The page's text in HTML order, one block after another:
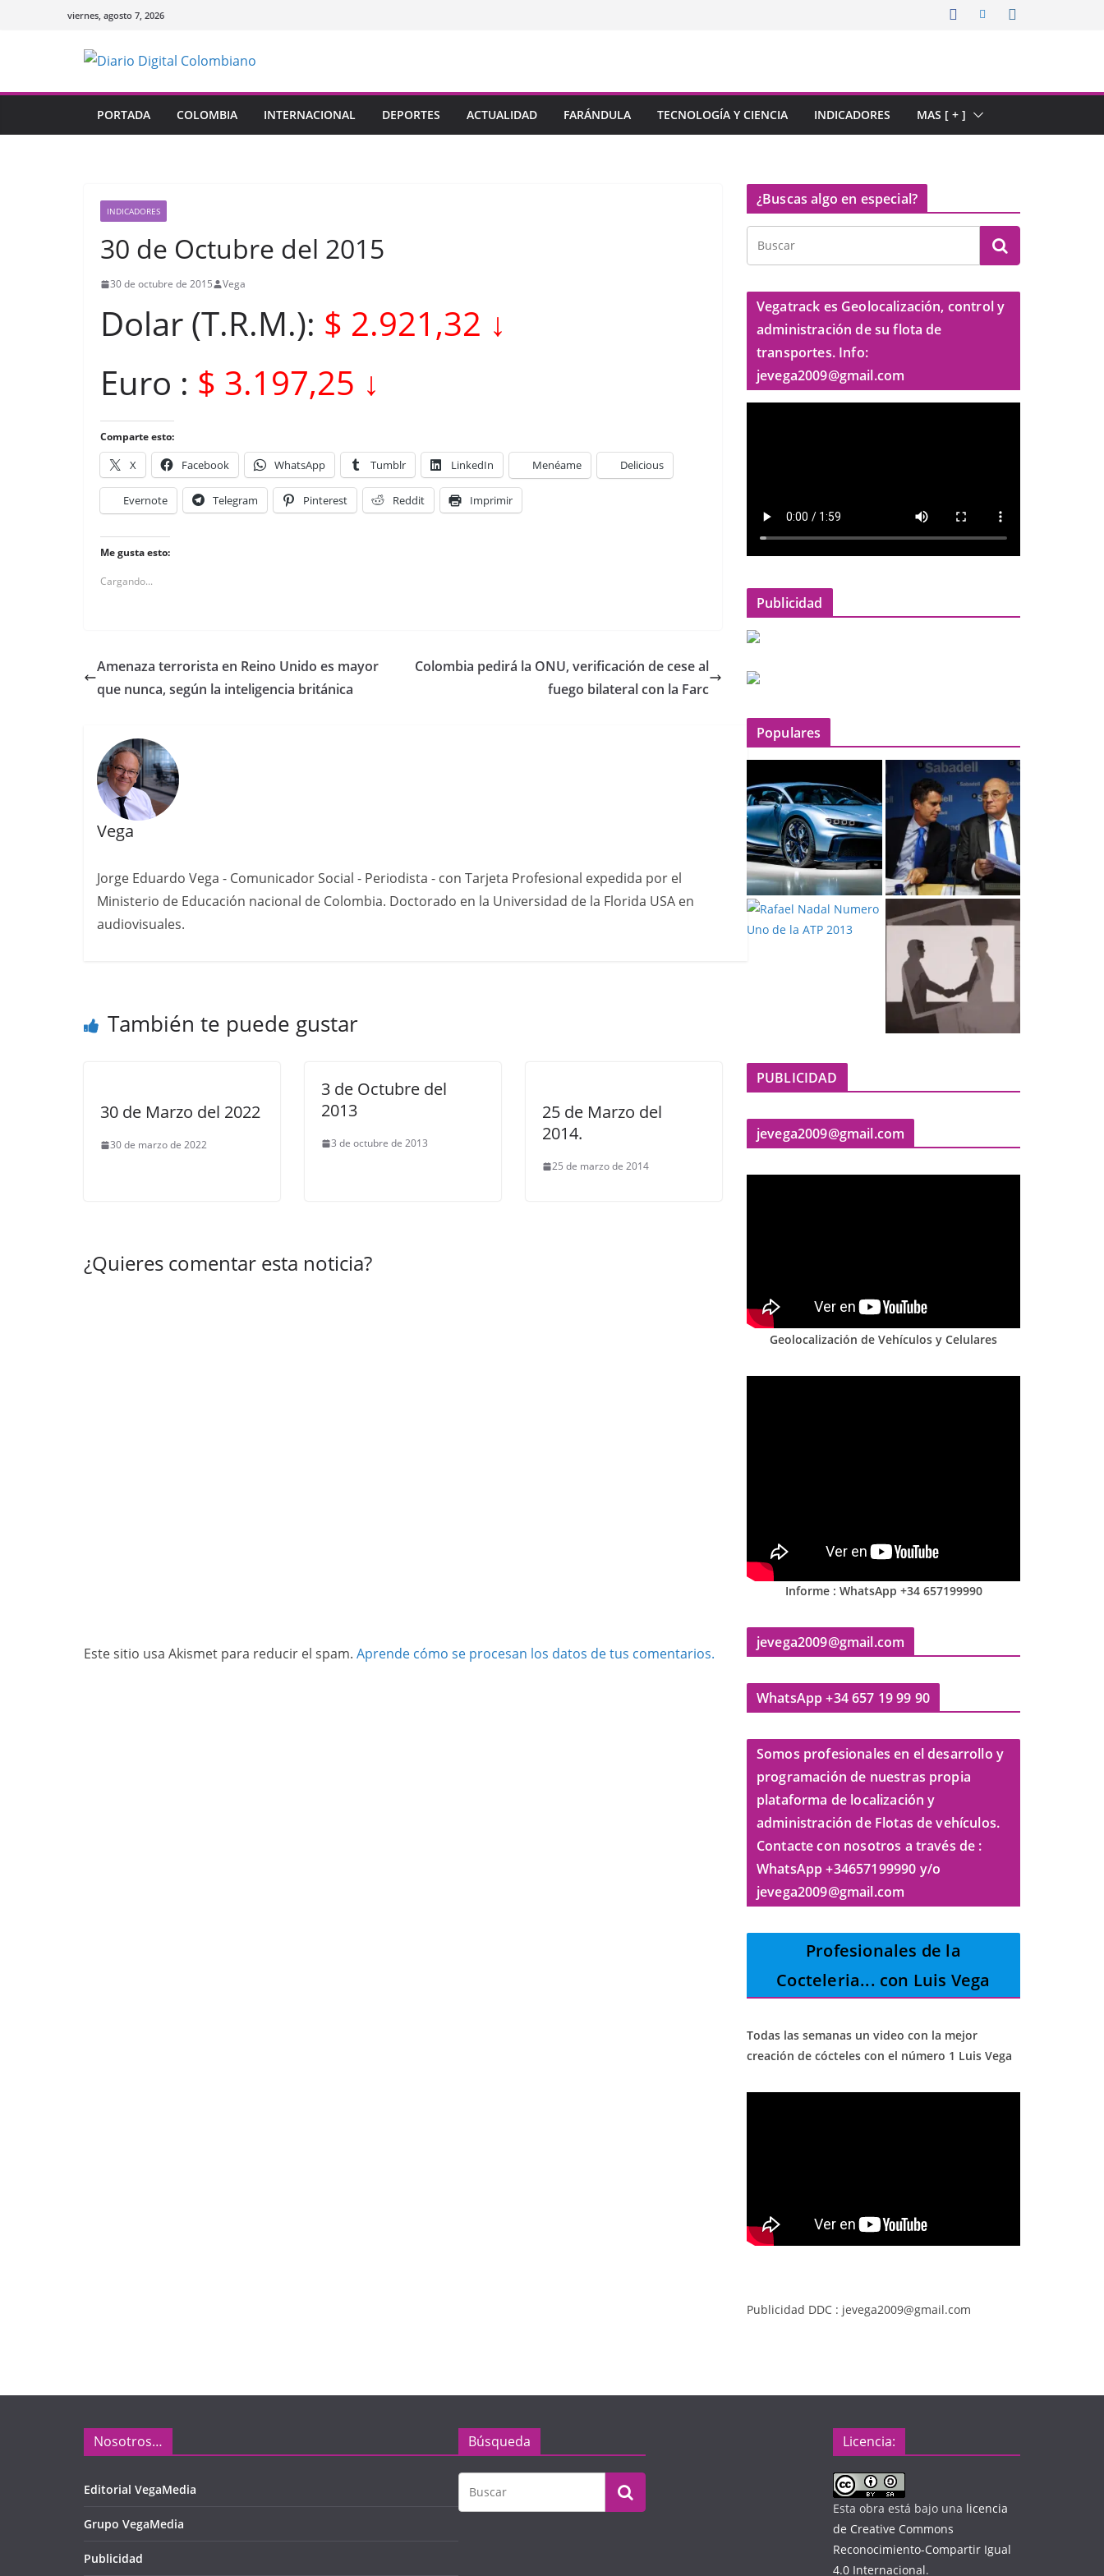
viernes, agosto 7, 2026
PORTADA COLOMBIA INTERNACIONAL DEPORTES ACTUALIDAD FARÁNDULA TECNOLOGÍA Y CIENCIA INDICADORES MAS [ + ]
INDICADORES
30 de Octubre del 2015
30 de octubre de 2015 Vega
Dolar (T.R.M.): $ 2.921,32 ↓
Euro : $ 3.197,25 ↓
Comparte esto:
X Facebook WhatsApp Tumblr LinkedIn Menéame Delicious
Evernote Telegram Pinterest Reddit Imprimir
Me gusta esto:
Cargando...
Amenaza terrorista en Reino Unido es mayor
que nunca, según la inteligencia británica
Colombia pedirá la ONU, verificación de cese al
fuego bilateral con la Farc
Vega
Jorge Eduardo Vega - Comunicador Social - Periodista - con Tarjeta Profesional expedida por el
Ministerio de Educación nacional de Colombia. Doctorado en la Universidad de la Florida USA en
audiovisuales.
También te puede gustar
30 de Marzo del 2022
30 de marzo de 2022
3 de Octubre del
2013
3 de octubre de 2013
25 de Marzo del
2014.
25 de marzo de 2014
¿Quieres comentar esta noticia?
Este sitio usa Akismet para reducir el spam. Aprende cómo se procesan los datos de tus comentarios.
¿Buscas algo en especial?
Vegatrack es Geolocalización, control y
administración de su flota de
transportes. Info:
jevega2009@gmail.com
Publicidad
Populares
PUBLICIDAD
jevega2009@gmail.com
Geolocalización de Vehículos y Celulares
Informe : WhatsApp +34 657199990
jevega2009@gmail.com
WhatsApp +34 657 19 99 90
Somos profesionales en el desarrollo y
programación de nuestras propia
plataforma de localización y
administración de Flotas de vehículos.
Contacte con nosotros a través de :
WhatsApp +34657199990 y/o
jevega2009@gmail.com
Profesionales de la
Cocteleria... con Luis Vega
Todas las semanas un video con la mejor
creación de cócteles con el número 1 Luis Vega
Publicidad DDC : jevega2009@gmail.com
Nosotros…
Editorial VegaMedia
Grupo VegaMedia
Publicidad
Búsqueda Licencia:
Esta obra está bajo una licencia
de Creative Commons
Reconocimiento-Compartir Igual
4.0 Internacional.